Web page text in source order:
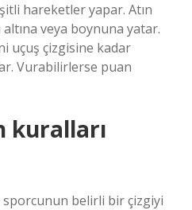
hareketler yapar. Atın
altına veya boynuna yatar.
uçuş çizgisine kadar
Vurabilirlerse puan
kuralları
sporcunun belirli bir çizgiyi